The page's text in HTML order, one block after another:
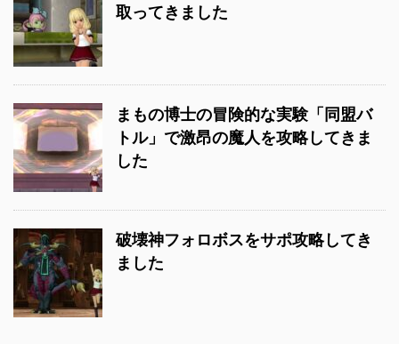
取ってきました
まもの博士の冒険的な実験「同盟バ
トル」で激昂の魔人を攻略してきま
した
破壊神フォロボスをサポ攻略してき
ました